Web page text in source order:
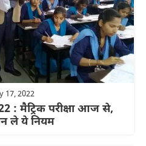
17, 2022
: मैट्रिक परीक्षा आज से,
ले ये नियम